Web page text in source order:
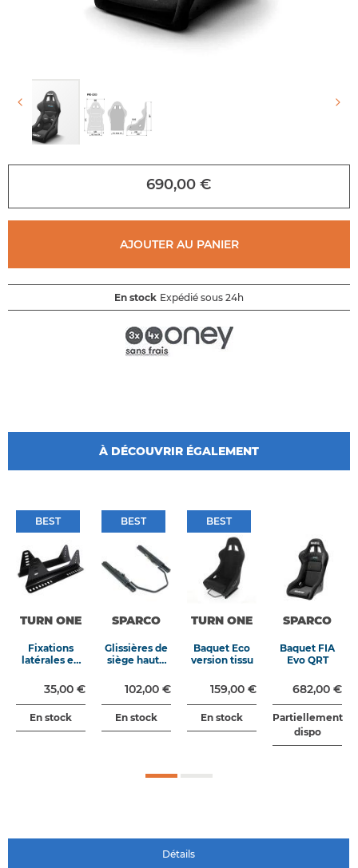
directement
de
la
690,00 €
AJOUTER AU PANIER
En stock Expédié sous 24h
À DÉCOUVRIR ÉGALEMENT
BEST
BEST
TURN ONE
Fixations
latérales en
35,00 €
En stock
BEST
BEST
SPARCO
Glissières de
siège haute
102,00 €
En stock
BEST
BEST
TURN ONE
Baquet Eco
version tissu
159,00 €
En stock
SPARCO
Baquet FIA
Evo QRT
682,00 €
Partiellement
dispo
Détails